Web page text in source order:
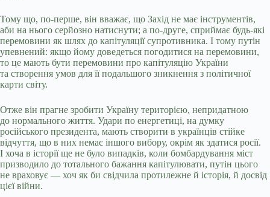
Тому що, по-перше, він вважає, що Захід не має інструментів,
аби на нього серйозно натиснути; а по-друге, сприймає будь-які
перемовини як шлях до капітуляції супротивника. І тому путін
упевнений: якщо йому доведеться погодитися на перемовини,
то це мають бути перемовини про капітуляцію України
та створення умов для її подальшого зникнення з політичної
карти світу.
Отже він прагне зробити Україну територією, непридатною
до нормального життя. Удари по енергетиці, на думку
російського президента, мають створити в українців стійке
відчуття, що в них немає іншого вибору, окрім як здатися росії.
І хоча в історії ще не було випадків, коли бомбардування міст
призводило до тотального бажання капітулювати, путін цього
не враховує — хоч як би свідчила протилежне й історія, й досвід
цієї війни.